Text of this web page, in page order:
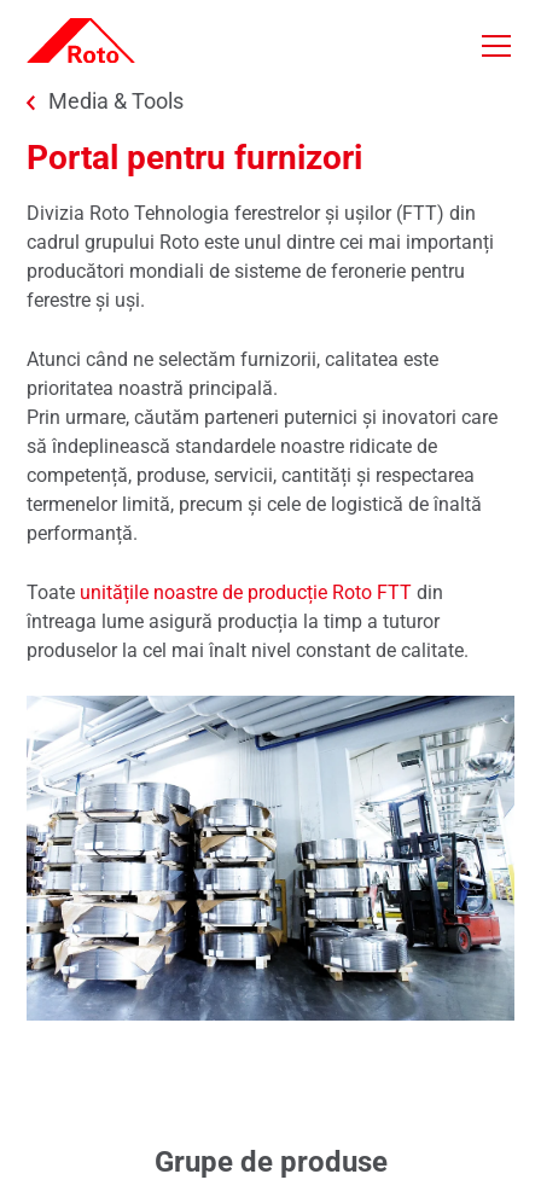
Skip to main content
You are here:
Media & Tools
Portal pentru furnizori
Divizia Roto Tehnologia ferestrelor și ușilor (FTT) din
cadrul grupului Roto este unul dintre cei mai importanți
producători mondiali de sisteme de feronerie pentru
ferestre și uși.
Atunci când ne selectăm furnizorii, calitatea este
prioritatea noastră principală.
Prin urmare, căutăm parteneri puternici și inovatori care
să îndeplinească standardele noastre ridicate de
competență, produse, servicii, cantități și respectarea
termenelor limită, precum și cele de logistică de înaltă
performanță.
Toate unitățile noastre de producție Roto FTT din
întreaga lume asigură producția la timp a tuturor
produselor la cel mai înalt nivel constant de calitate.
Grupe de produse